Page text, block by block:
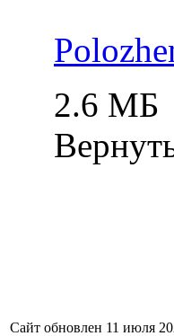
2.6 МБ
Сайт обновлен 11 июля